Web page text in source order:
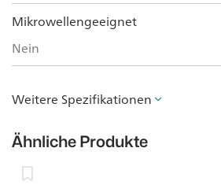
Mikrowellengeeignet
Nein
Weitere Spezifikationen
Ähnliche Produkte